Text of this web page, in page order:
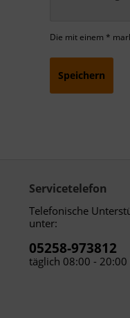
Die mit einem *
Speichern
Servicetelefon
Telefonische
unter:
05258-973812
täglich 08:00 -